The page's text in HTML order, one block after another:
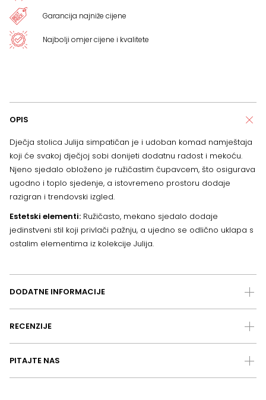
Garancija najniže cijene
Najbolji omjer cijene i kvalitete
OPIS
Dječja stolica Julija simpatičan je i udoban komad namještaja
koji će svakoj dječjoj sobi donijeti dodatnu radost i mekoću.
Njeno sjedalo obloženo je ružičastim čupavcem, što osigurava
ugodno i toplo sjedenje, a istovremeno prostoru dodaje
razigran i trendovski izgled.
Estetski elementi: Ružičasto, mekano sjedalo dodaje
jedinstveni stil koji privlači pažnju, a ujedno se odlično uklapa s
ostalim elementima iz kolekcije Julija.
DODATNE INFORMACIJE
RECENZIJE
PITAJTE NAS